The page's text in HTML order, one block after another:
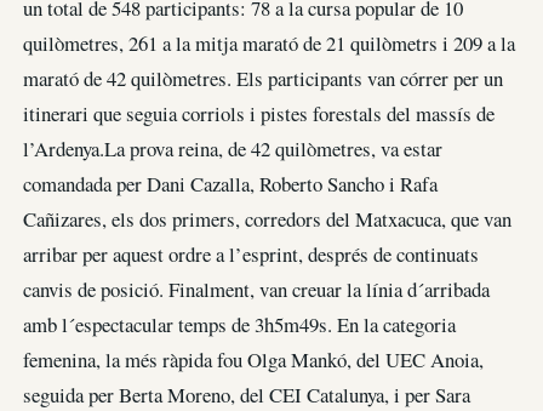
un total de 548 participants: 78 a la cursa popular de 10
quilòmetres, 261 a la mitja marató de 21 quilòmetrs i 209 a la
marató de 42 quilòmetres. Els participants van córrer per un
itinerari que seguia corriols i pistes forestals del massís de
l’Ardenya.La prova reina, de 42 quilòmetres, va estar
comandada per Dani Cazalla, Roberto Sancho i Rafa
Cañizares, els dos primers, corredors del Matxacuca, que van
arribar per aquest ordre a l’esprint, després de continuats
canvis de posició. Finalment, van creuar la línia d´arribada
amb l´espectacular temps de 3h5m49s. En la categoria
femenina, la més ràpida fou Olga Mankó, del UEC Anoia,
seguida per Berta Moreno, del CEI Catalunya, i per Sara